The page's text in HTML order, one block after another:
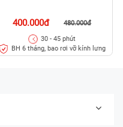
400.000đ 480.000đ
30 - 45 phút
BH 6 tháng, bao rơi vỡ kính lưng